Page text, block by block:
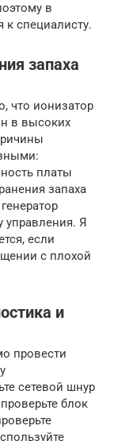
в
к специалисту.
запаха
что ионизатор
в высоких
платы
запаха
управления. Я
если
с плохой
и
провести
сетевой шнур
блок